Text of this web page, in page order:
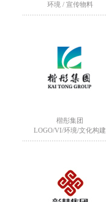
环境 / 宣传物料
楷彤集团
LOGO/VI/环境/文化构建